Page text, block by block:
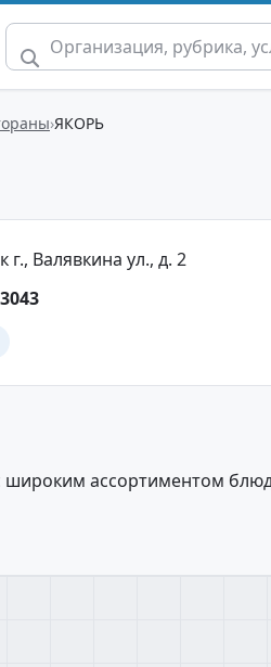
ЯКОРЬ
г., Валявкина ул., д. 2
широким ассортиментом